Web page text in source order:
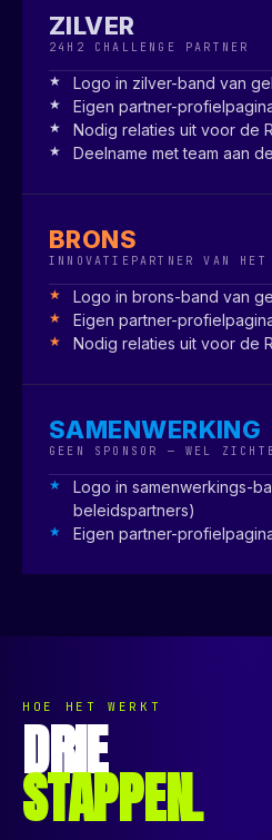
ZILVER
24H2 CHALLENGE PARTNER
Logo in zilver-band van
Eigen partner-
Nodig relaties uit voor de
Deelname met team aan
BRONS
INNOVATIEPARTNER VAN HET
Logo in brons-band van
Eigen partner-
Nodig relaties uit voor de
SAMENWERKING
GEEN SPONSOR — WEL
Logo in samenwerkings-
beleidspartners)
Eigen partner-
HOE HET WERKT
DRIE
STAPPEN.